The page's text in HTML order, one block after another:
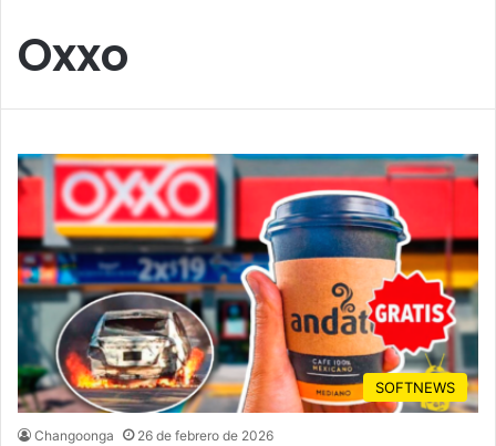
Oxxo
SOFTNEWS
Changoonga 26 de febrero de 2026